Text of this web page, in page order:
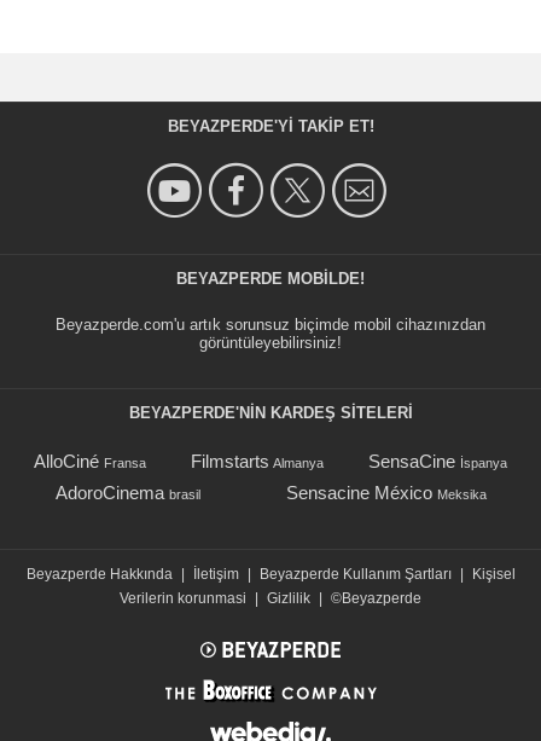
BEYAZPERDE'YI TAKIP ET!
BEYAZPERDE MOBILDE!
Beyazperde.com'u artık sorunsuz biçimde mobil cihazınızdan
görüntüleyebilirsiniz!
BEYAZPERDE'NIN KARDEŞ SİTELERİ
AlloCiné Fransa Filmstarts Almanya SensaCine İspanya
AdoroCinema brasil Sensacine México Meksika
Beyazperde Hakkında İletişim Beyazperde Kullanım Şartları
Kişisel
Verilerin korunmasi
Gizlilik ©Beyazperde